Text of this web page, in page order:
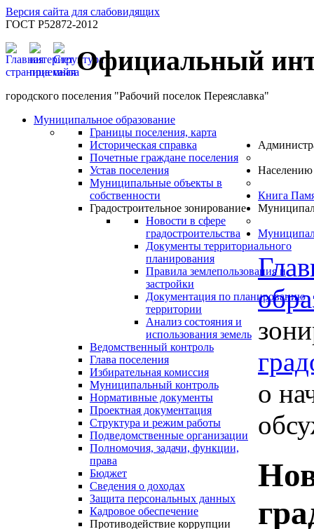
Версия сайта для слабовидящих
ГОСТ Р52872-2012
Официальный
городского поселения "Рабочий поселок Переяславка"
Муниципальное образование
Границы поселения, карта
Историческая справка
Почетные граждане поселения
Устав поселения
Муниципальные объекты в
собственности
Градостроительное зонирование
Новости в сфере
градостроительства
Документы территориального
планирования
Правила землепользования и
застройки
Документация по планированию
территории
Анализ состояния и
использования земель
Ведомственный контроль
Глава поселения
Избирательная комиссия
Муниципальный контроль
Нормативные документы
Проектная документация
Структура и режим работы
Подведомственные организации
Полномочия, задачи, функции,
права
Бюджет
Сведения о доходах
Защита персональных данных
Кадровое обеспечение
Противодействие коррупции
Населению
Книга
о